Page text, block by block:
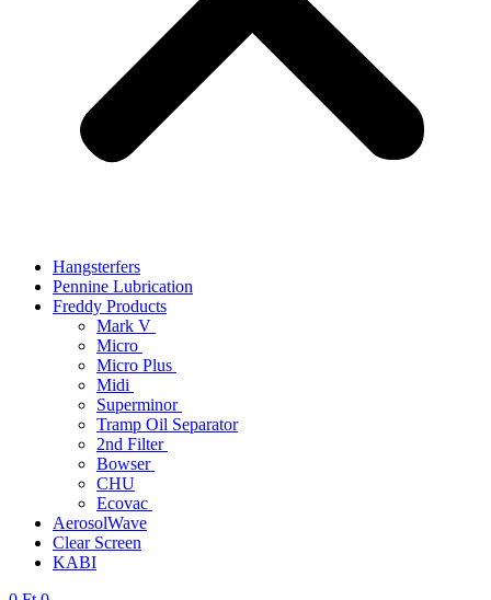
Hangsterfers
Pennine Lubrication
Freddy Products
Mark V
Micro
Micro Plus
Midi
Superminor
Tramp Oil Separator
2nd Filter
Bowser
CHU
Ecovac
AerosolWave
Clear Screen
KABI